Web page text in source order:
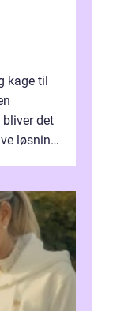
kage til
det
løsning